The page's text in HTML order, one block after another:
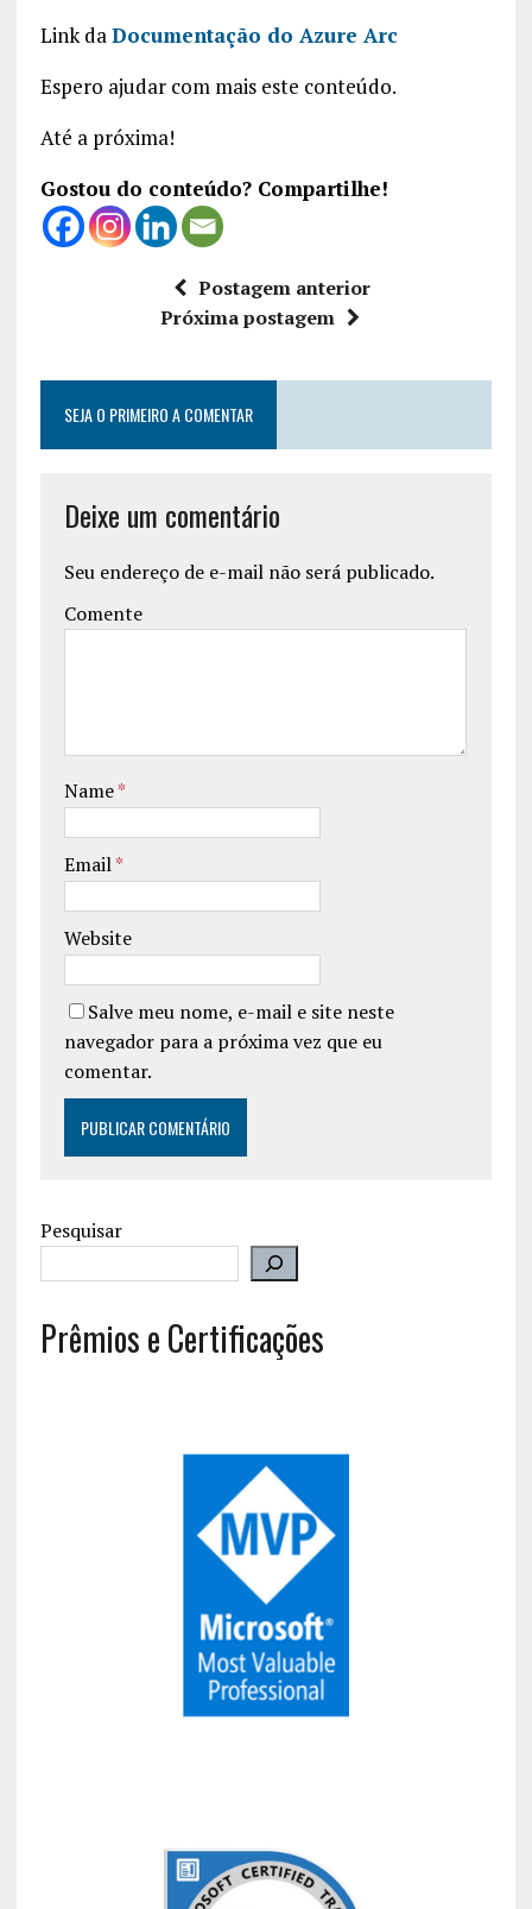
Link daDocumentação do Azure Arc
Espero ajudar com mais este conteúdo.
Até a próxima!
Gostou do conteúdo? Compartilhe!
Postagem anterior
Próxima postagem
SEJA O PRIMEIRO A COMENTAR
Deixe um comentário
Seu endereço de e-mail não será publicado.
Comente
Name*
Email*
Website
Salve meu nome, e-mail e site neste
navegador para a próxima vez que eu
comentar.
Pesquisar
Prêmios e Certificações